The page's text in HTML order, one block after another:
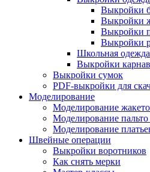
Выкройки
Выкройки
Выкройки
Выкройки
Школьная одежда
Выкройки
Выкройки сумок
PDF-выкройки для
Моделирование
Моделирование
Моделирование
Моделирование
Швейные операции
Выкройки воротников
Как снять мерки